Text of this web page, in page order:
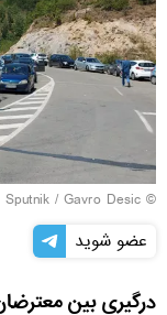
© Sputnik / Gavro Desic
عضو شوید
درگیری بین